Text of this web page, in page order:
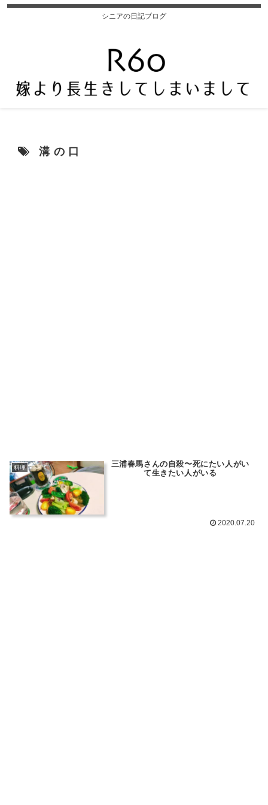
シニアの日記ブログ
溝の口
料理
三浦春馬さんの自殺〜死にたい人がい
て生きたい人がいる
2020.07.20